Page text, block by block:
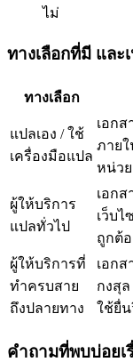
ไม่
ทางเลือกที่มี และ
ทางเลือก
แปลเอง / ใช้
เครื่องมือแปล
เอก
ภาย
หน่ว
ผู้ให้บริการ
แปลทั่วไป
เอก
เว็บไ
ถูกต้
ผู้ให้บริการที่
ทำครบสาย
ถึงปลายทาง
เอก
กงสุ
ใช้ยื่
คำถามที่พบบ่อยเ